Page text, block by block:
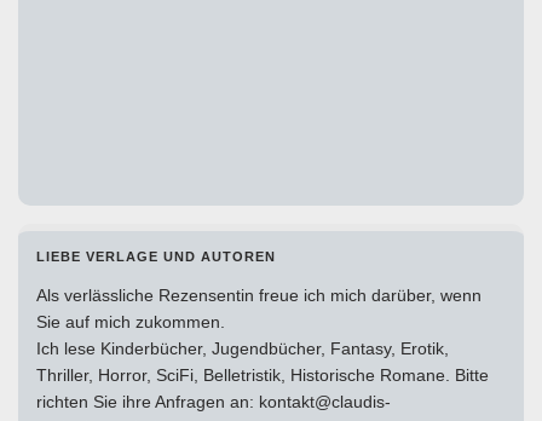
LIEBE VERLAGE UND AUTOREN
Als verlässliche Rezensentin freue ich mich darüber, wenn
Sie auf mich zukommen.
Ich lese Kinderbücher, Jugendbücher, Fantasy, Erotik,
Thriller, Horror, SciFi, Belletristik, Historische Romane. Bitte
richten Sie ihre Anfragen an: kontakt@claudis-